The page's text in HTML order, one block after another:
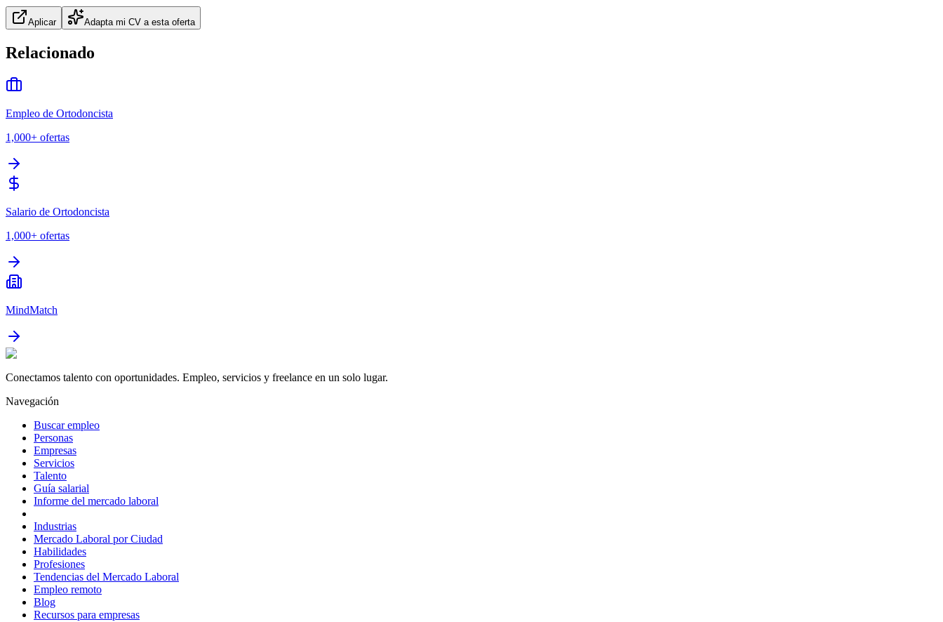
Aplicar Adapta mi CV a esta oferta
Relacionado
Empleo de Ortodoncista
1,000+ ofertas
Salario de Ortodoncista
1,000+ ofertas
MindMatch
Conectamos talento con oportunidades. Empleo, servicios y freelance en un solo lugar.
Navegación
Buscar empleo
Personas
Empresas
Servicios
Talento
Guía salarial
Informe del mercado laboral
Industrias
Mercado Laboral por Ciudad
Habilidades
Profesiones
Tendencias del Mercado Laboral
Empleo remoto
Blog
Recursos para empresas